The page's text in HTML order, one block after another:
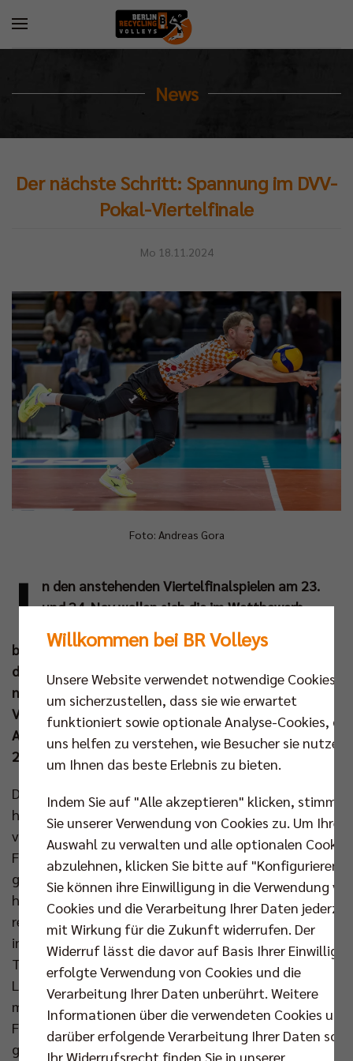
News
Der nächste Schritt: Spannung im DVV-
Pokal-Viertelfinale
Mo 18.11.2024
Foto: Andreas Gora
I n den anstehenden Viertelfinalspielen am 23.
und 24. Nov wollen sich die im Wettbewerb
verbliebenen Erstligisten einen Platz unter den
besten Vier sichern und ihrem Traum vom Finale in
der Mannheimer SAP Arena einen Schritt
näherkommen. Dyn zeigt alle
Viertelfinalbegegnungen und überträgt die
Auslosung der Halbfinals am Sonntag (24. Nov um
20.15 Uhr) live auf YouTube.
Die Auslosung hat spannende Paarungen
hervorgebracht: Die Helios Grizzlys Giesen, die sich
vor Kurzem dem Überraschungsteam der FT 1844
Freiburg in einem spektakulären Fünf-Satz-Spiel
geschlagen geben mussten, können sich nun in der
heimischen Volksbank-Arena Hildesheim
revanchieren. Ein weiteres Topspiel erwartet die Fans
in Berlin: Dort empfängt der bisher ungeschlagene
Tabellenführer Berlin Recycling Volleys die SVG
Lüneburg, die in der CEV Champions League Volley
mit dem Sieg im ersten Gruppenspiel gegen die
Franzosen aus Chaumont kräftig Selbstvertrauen
getankt hat. Hoch motiviert gehen auch die Baden
Willkommen bei BR Volleys
Unsere Website verwendet notwendige Cookies,
um sicherzustellen, dass sie wie erwartet
funktioniert sowie optionale Analyse-Cookies, die
uns helfen zu verstehen, wie Besucher sie nutzen,
um Ihnen das beste Erlebnis zu bieten.
Indem Sie auf "Alle akzeptieren" klicken, stimmen
Sie unserer Verwendung von Cookies zu. Um Ihre
Auswahl zu verwalten und alle optionalen Cookies
abzulehnen, klicken Sie bitte auf "Konfigurieren".
Sie können ihre Einwilligung in die Verwendung
Cookies und die Verarbeitung Ihrer Daten
mit Wirkung für die Zukunft widerrufen. Der
Widerruf lässt die davor auf Basis Ihrer
erfolgte Verwendung von Cookies und die
Verarbeitung Ihrer Daten unberührt. Weitere
Informationen über die verwendeten Cookies und
darüber erfolgende Verarbeitung Ihrer Daten
Ihr Widerrufsrecht finden Sie in unserer